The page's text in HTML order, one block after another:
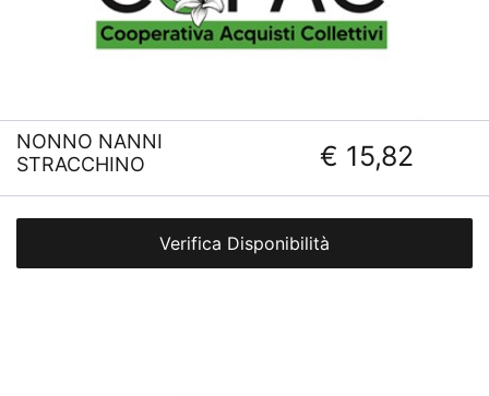
NONNO NANNI
STRACCHINO
€ 15,82
Verifica Disponibilità